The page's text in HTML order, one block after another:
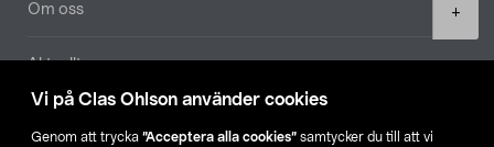
Vi på Clas Ohlson använder cookies
Genom att trycka ”Acceptera alla cookies” samtycker du till att vi
+
Om oss
Aktuellt